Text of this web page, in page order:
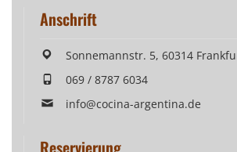
Anschrift
Sonnemannstr. 5, 60314
069 / 8787 6034
info@cocina-argentina.de
Reservierung